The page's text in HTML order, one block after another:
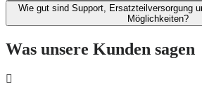
Wie gut sind Support, Ersatzteilversorgung
Möglichkeiten?
Was unsere Kunden sagen